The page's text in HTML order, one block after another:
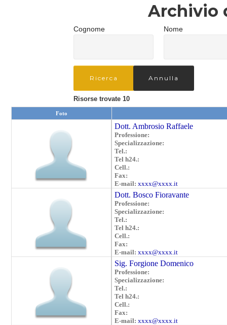
Archivio
Cognome Nome
Risorse trovate 10
Foto
Dott. Ambrosio Raffaele
Professione:
Specializzazione:
Tel.:
Tel h24.:
Cell.:
Fax:
E-mail: xxxx@xxxx.it
Dott. Bosco Fioravante
Professione:
Specializzazione:
Tel.:
Tel h24.:
Cell.:
Fax:
E-mail: xxxx@xxxx.it
Sig. Forgione Domenico
Professione:
Specializzazione:
Tel.:
Tel h24.:
Cell.:
Fax:
E-mail: xxxx@xxxx.it